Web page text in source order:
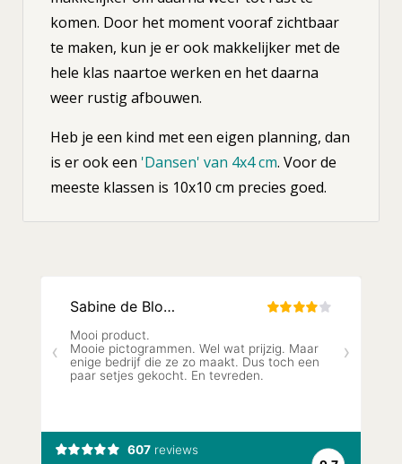
komen. Door het moment vooraf zichtbaar
te maken, kun je er ook makkelijker met de
hele klas naartoe werken en het daarna
weer rustig afbouwen.
Heb je een kind met een eigen planning, dan
is er ook een 'Dansen' van 4x4 cm. Voor de
meeste klassen is 10x10 cm precies goed.